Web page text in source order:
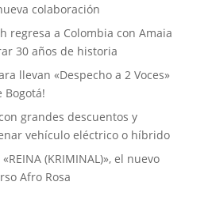
colaboración
regresa a Colombia con Amaia
30 años de historia
llevan «Despecho a 2 Voces»
Bogotá!
grandes descuentos y
vehículo eléctrico o híbrido
(KRIMINAL)», el nuevo
Afro Rosa